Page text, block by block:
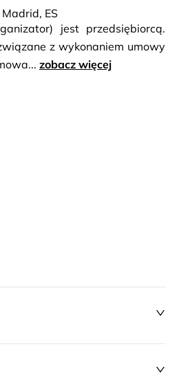
ES
jest przedsiębiorcą.
z wykonaniem umowy
zobacz więcej